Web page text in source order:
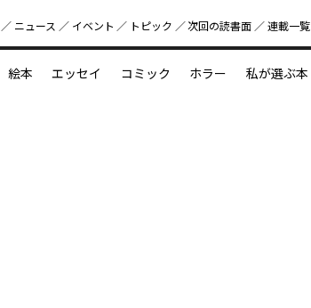
好書好日
ニュース イベント トピック 次回の読書⾯ 連載一覧
絵本 エッセイ コミック ホラー 私が選ぶ本